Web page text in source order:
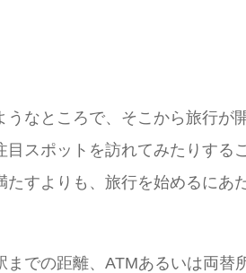
なところで、そこから旅行が
スポットを訪れてみたりする
すよりも、旅行を始めるにあ
での距離、ATMあるいは両替